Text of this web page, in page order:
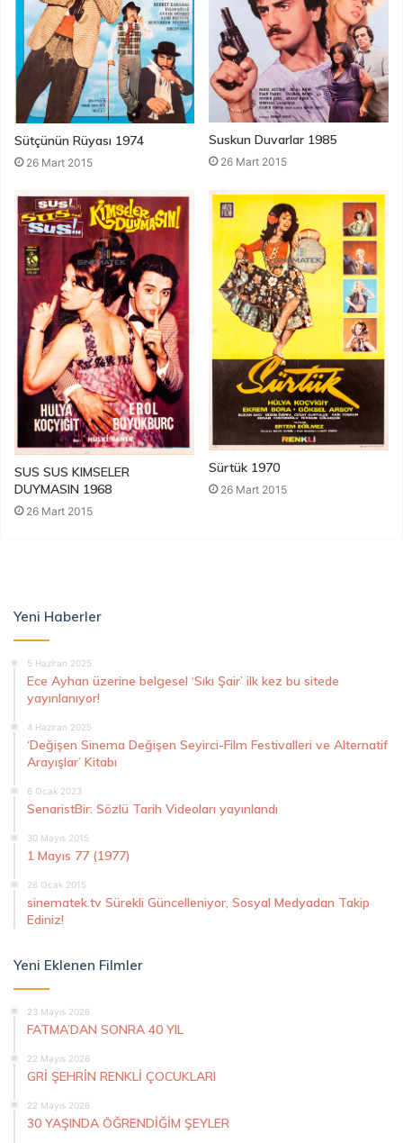
Sütçünün Rüyası 1974
26 Mart 2015
Suskun Duvarlar 1985
26 Mart 2015
SUS SUS KIMSELER
DUYMASIN 1968
26 Mart 2015
Sürtük 1970
26 Mart 2015
Yeni Haberler
5 Haziran 2025
Ece Ayhan üzerine belgesel ‘Sıkı Şair’ ilk kez bu sitede
yayınlanıyor!
4 Haziran 2025
‘Değişen Sinema Değişen Seyirci-Film Festivalleri ve Alternatif
Arayışlar’ Kitabı
6 Ocak 2023
SenaristBir: Sözlü Tarih Videoları yayınlandı
30 Mayıs 2015
1 Mayıs 77 (1977)
26 Ocak 2015
sinematek.tv Sürekli Güncelleniyor, Sosyal Medyadan Takip
Ediniz!
Yeni Eklenen Filmler
23 Mayıs 2026
FATMA’DAN SONRA 40 YIL
22 Mayıs 2026
GRİ ŞEHRİN RENKLİ ÇOCUKLARI
22 Mayıs 2026
30 YAŞINDA ÖĞRENDİĞİM ŞEYLER